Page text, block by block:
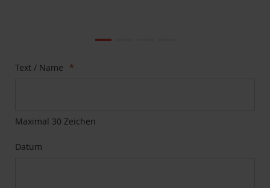
Bildgalerie
Zum
springen
Text / Name
Maximal 30 Zeichen
Datum